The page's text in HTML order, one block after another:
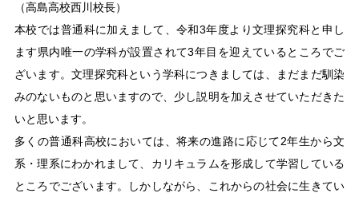
（高島高校西川校長）
本校では普通科に加えまして、令和3年度より文理探究科と申し
ます県内唯一の学科が設置されて3年目を迎えているところでご
ざいます。文理探究科という学科につきましては、まだまだ馴染
みのないものと思いますので、少し説明を加えさせていただきた
いと思います。
多くの普通科高校においては、将来の進路に応じて2年生から文
系・理系にわかれまして、カリキュラムを形成して学習している
ところでございます。しかしながら、これからの社会に生きてい